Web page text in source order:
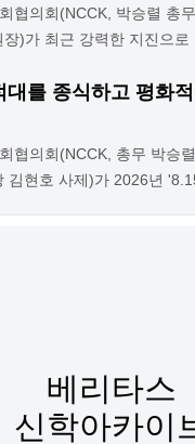
협의회(NCCK, 박승렬 총
장)가 최근 강력한 지진으로
대를 종식하고 평화
협의회(NCCK, 총무 박승
김현호 사제)가 2026년
베리타스
신학아카이